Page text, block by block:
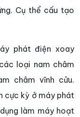
Cụ thể cấu tạo
phát điện xoay
loại nam châm
châm vĩnh cửu.
cực kỳ ở máy phát
làm máy hoạt